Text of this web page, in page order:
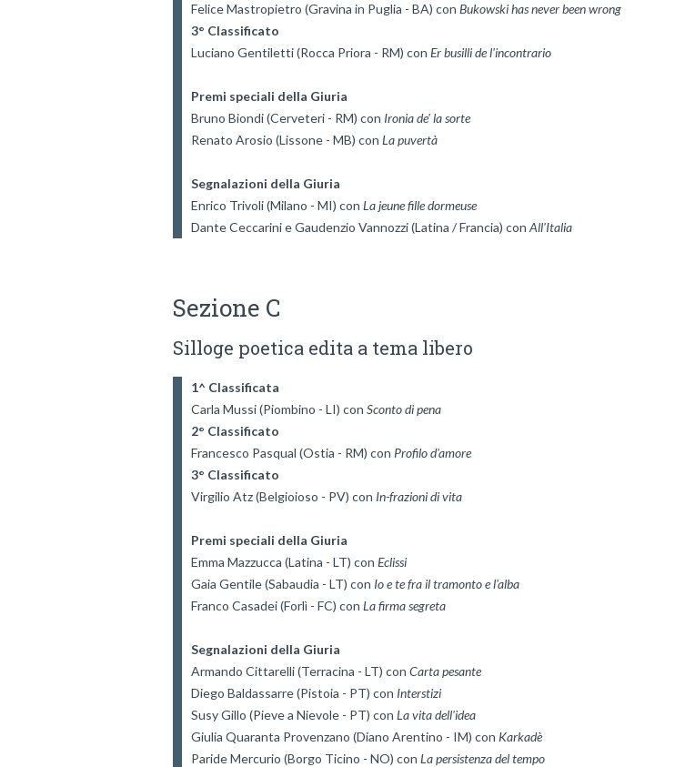
Felice Mastropietro (Gravina in Puglia - BA) con Bukowski has never been wrong
3° Classificato
Luciano Gentiletti (Rocca Priora - RM) con
Premi speciali della Giuria
Bruno Biondi (Cerveteri - RM) con Ironia de' la sorte
Renato Arosio (Lissone - MB) con La puvertà
Segnalazioni della Giuria
Enrico Trivoli (Milano - MI) con La jeune fille dormeuse
Dante Ceccarini e Gaudenzio Vannozzi (Latina / Francia) con All'Italia
Sezione C
Silloge poetica edita a tema libero
1^ Classificata
Carla Mussi (Piombino - LI) con
2° Classificato
Francesco Pasqual (Ostia - RM) con Profilo d'amore
3° Classificato
Virgilio Atz (Belgioioso - PV) con
Premi speciali della Giuria
Emma Mazzucca (Latina - LT) con Eclissi
Gaia Gentile (Sabaudia - LT) con
Franco Casadei (Forlì - FC) con
Segnalazioni della Giuria
Armando Cittarelli (Terracina - LT) con Carta pesante
Diego Baldassarre (Pistoia - PT) con Interstizi
Susy Gillo (Pieve a Nievole - PT) con La vita dell'idea
Giulia Quaranta Provenzano (Diano Arentino - IM) con Karkadè
Paride Mercurio (Borgo Ticino - NO) con La persistenza del tempo